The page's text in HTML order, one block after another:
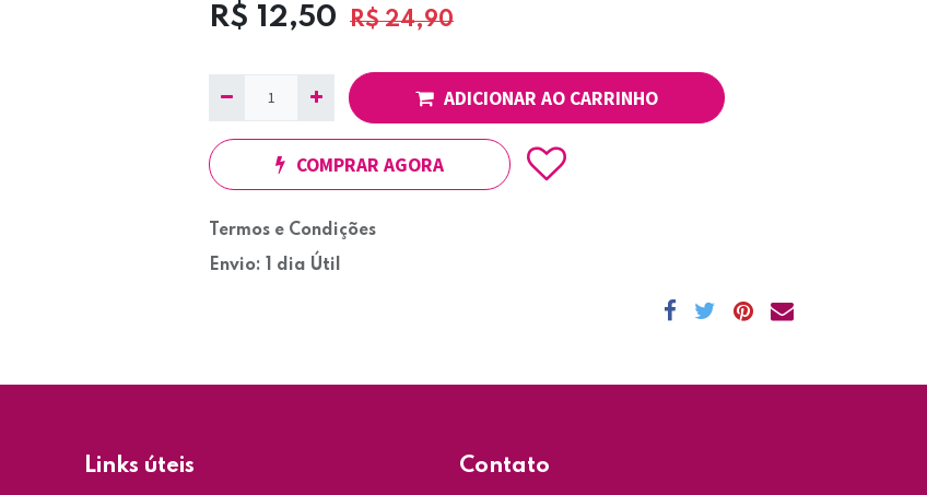
R$ 12,50 R$24,90
ADICIONAR AO CARRINHO
COMPRAR AGORA
Termos e Condições
Envio: 1 dia Útil
Links úteis Contato